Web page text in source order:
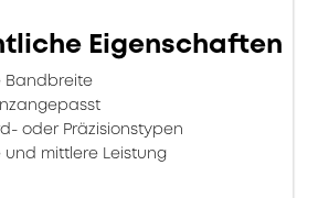
Eigenschaften
Bandbreite
oder Präzisionstypen
und mittlere Leistung